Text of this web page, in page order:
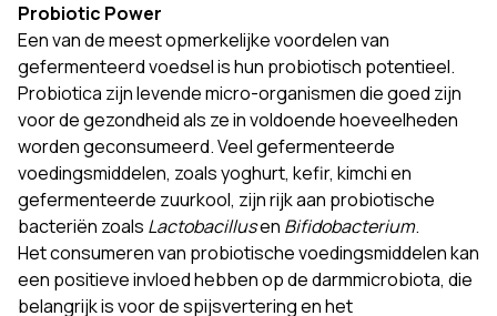
Probiotic Power
Een van de meest opmerkelijke voordelen van
gefermenteerd voedsel is hun probiotisch potentieel.
Probiotica zijn levende micro-organismen die goed zijn
voor de gezondheid als ze in voldoende hoeveelheden
worden geconsumeerd. Veel gefermenteerde
voedingsmiddelen, zoals yoghurt, kefir, kimchi en
gefermenteerde zuurkool, zijn rijk aan probiotische
bacteriën zoals Lactobacillusen Bifidobacterium.
Het consumeren van probiotische voedingsmiddelen kan
een positieve invloed hebben op de darmmicrobiota, die
belangrijk is voor de spijsvertering en het